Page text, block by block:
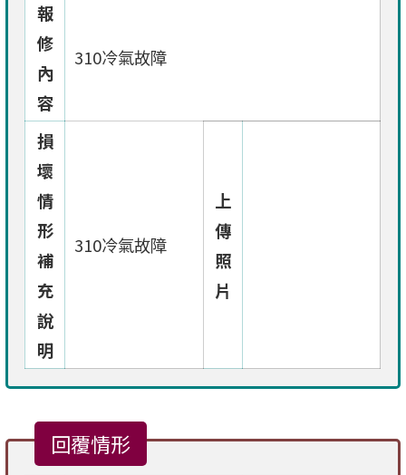
報
修
內
容
310冷氣故障
損
壞
情
形
補
充
說
明
310冷氣故障
上
傳
照
片
回覆情形